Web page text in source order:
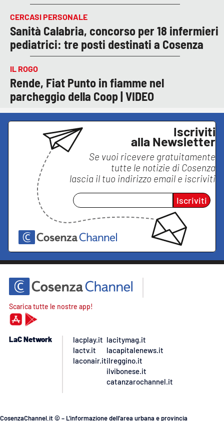
CERCASI PERSONALE
Sanità Calabria, concorso per 18 infermieri
pediatrici: tre posti destinati a Cosenza
IL ROGO
Rende, Fiat Punto in fiamme nel
parcheggio della Coop | VIDEO
Iscriviti
alla Newsletter
Se vuoi ricevere gratuitamente
tutte le notizie di Cosenza
lascia il tuo indirizzo email e iscriviti
Iscriviti
Scarica tutte le nostre app!
LaC Network
lacplay.it
lactv.it
laconair.it
lacitymag.it
lacapitalenews.it
ilreggino.it
ilvibonese.it
catanzarochannel.it
CosenzaChannel.it © – L’informazione dell’area urbana e provincia